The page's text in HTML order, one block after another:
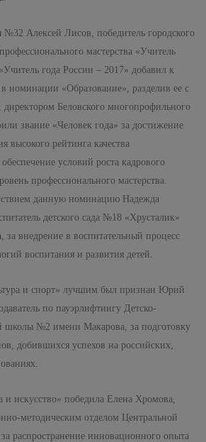
Алексей Лисов, победитель городского
мастерства «Учитель
года России – 2017» добавил к
номинации «Образование», разделив ее с
Беловского многопрофильного
звание «Человек года» за достижение
высокого рейтинга качества
условий роста кадрового
профессионального мастерства.
данную номинацию Надежда
детского сада №18 «Хрусталик»
внедрение в воспитательный процесс
воспитания и развития детей.
и спорт» лучшим был признан Юрий
по пауэрлифтингу Детско-
школы №2 имени Макарова, за подготовку
добившихся успехов на российских,
и искусство» победила Елена Хромова,
методическим отделом Центральной
распространение инновационного опыта